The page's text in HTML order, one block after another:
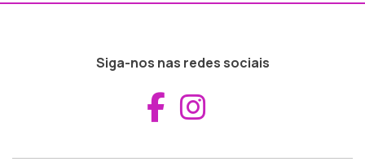
Siga-nos nas redes sociais
Aceder ao